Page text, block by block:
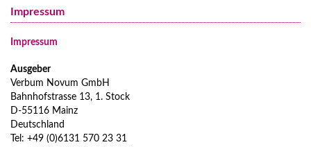
Familienprogramme
Gruppenfahrten nach Deutschland
Preise Gruppenfahrten nach Deutschland
Zusätzliche Programme und Kurse
Impressum
Impressum
Ausgeber
Verbum Novum GmbH
Bahnhofstrasse 13, 1. Stock
D-55116 Mainz
Deutschland
Tel: +49 (0)6131 570 23 31